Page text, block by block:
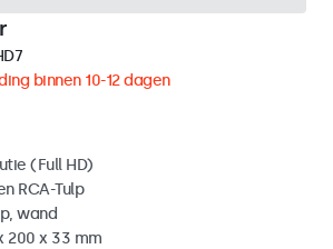
binnen 10-12 dagen
(Full HD)
RCA-Tulp
wand
200 x 33 mm